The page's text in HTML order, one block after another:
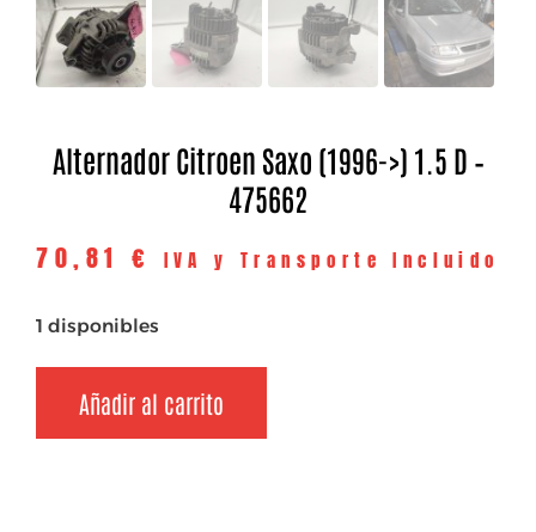
Alternador Citroen Saxo (1996->) 1.5 D –
475662
70,81 € IVA y Transporte Incluido
1 disponibles
Añadir al carrito